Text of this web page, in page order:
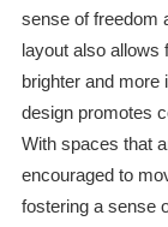
sense of freedom
layout also allows
brighter and more
design promotes
With spaces that
encouraged to
fostering a sense